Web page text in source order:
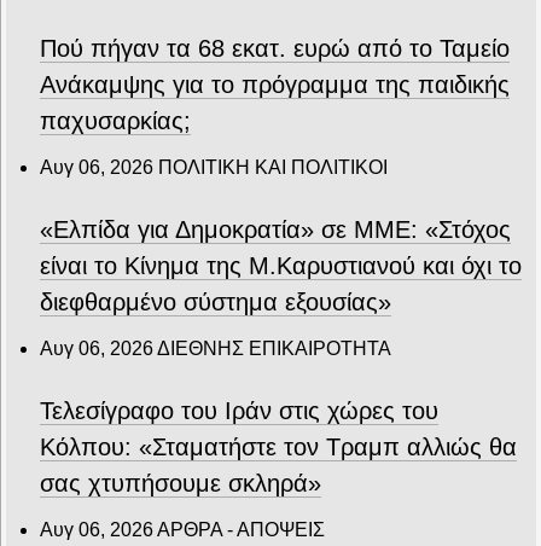
Πού πήγαν τα 68 εκατ. ευρώ από το Ταμείο
Ανάκαμψης για το πρόγραμμα της παιδικής
παχυσαρκίας;
Αυγ 06, 2026 ΠΟΛΙΤΙΚΗ ΚΑΙ ΠΟΛΙΤΙΚΟΙ
«Ελπίδα για Δημοκρατία» σε ΜΜΕ: «Στόχος
είναι το Κίνημα της Μ.Καρυστιανού και όχι το
διεφθαρμένο σύστημα εξουσίας»
Αυγ 06, 2026ΔΙΕΘΝΗΣ ΕΠΙΚΑΙΡΟΤΗΤΑ
Τελεσίγραφο του Ιράν στις χώρες του
Κόλπου: «Σταματήστε τον Τραμπ αλλιώς θα
σας χτυπήσουμε σκληρά»
Αυγ 06, 2026ΑΡΘΡΑ - ΑΠΟΨΕΙΣ